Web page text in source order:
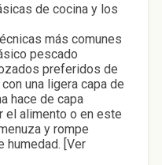
de cocina y los
más comunes
pescado
preferidos de
una ligera capa de
hace de capa
el alimento o en este
y rompe
humedad. [Ver